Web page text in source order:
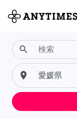
search
place